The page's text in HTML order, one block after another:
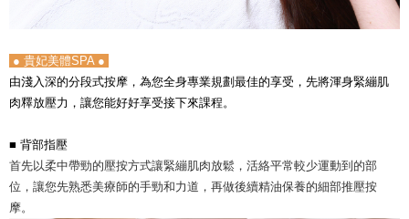
● 貴妃美體SPA ●
由淺入深的分段式按摩，為您全身專業規劃最佳的享受，先將渾身緊繃肌
肉釋放壓力，讓您能好好享受接下來課程。
■ 背部指壓
首先以柔中帶勁的壓按方式讓緊繃肌肉放鬆，活絡平常較少運動到的部
位，讓您先熟悉美療師的手勁和力道，再做後續精油保養的細部推壓按
摩。